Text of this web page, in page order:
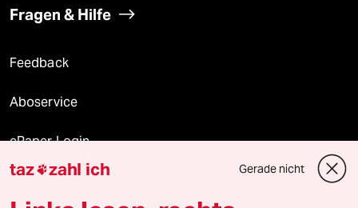
Fragen & Hilfe
Feedback
Aboservice
ePaper Login
Downloads für Abonnierende
taz zahl ich Gerade nicht